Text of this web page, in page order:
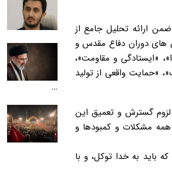
ارائه تحلیل جامع از
های دوران دفاع مقدس و
«ایستادگی و مقاومت»،
«حمایت واقعی از تولید
لزوم گسترش و تعمیق این
مشکلات و کمبودها و
باید به خدا توکل، و با
…